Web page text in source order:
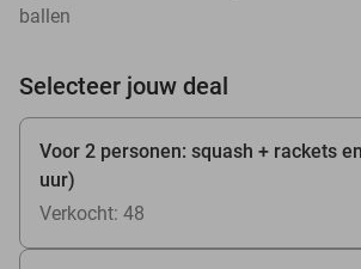
ballen
Selecteer jouw deal
Voor 2 personen: squash + rackets
uur)
Verkocht: 48